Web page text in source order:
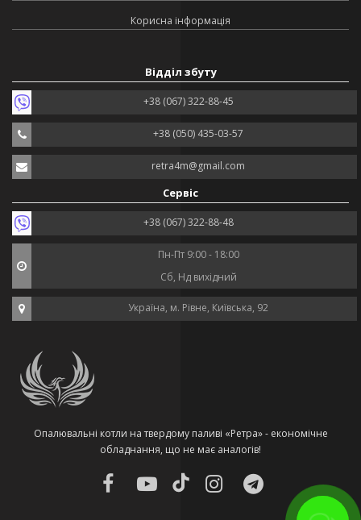
Корисна інформація
Відділ збуту
+38 (067) 322-88-45
+38 (050) 435-03-57
retra4m@gmail.com
Сервіс
+38 (067) 322-88-48
Пн-Пт 9:00 - 18:00
Сб, Нд вихідний
Україна, м. Рівне, Київська, 92
Опалювальні котли на твердому паливі «Ретра» - економічне
обладнання, що не має аналогів!